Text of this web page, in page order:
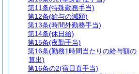
第11条(特殊勤務手当)
第12条(給与の減額)
第13条(時間外勤務手当)
第14条(休日給)
第15条(夜勤手当)
第16条(勤務1時間当たりの給与額の
算出)
第16条の2(宿日直手当)